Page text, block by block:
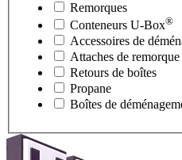
Remorques
Conteneurs U-Box®
Accessoires de
Attaches de remorque
Retours de boîtes
Propane
Boîtes de